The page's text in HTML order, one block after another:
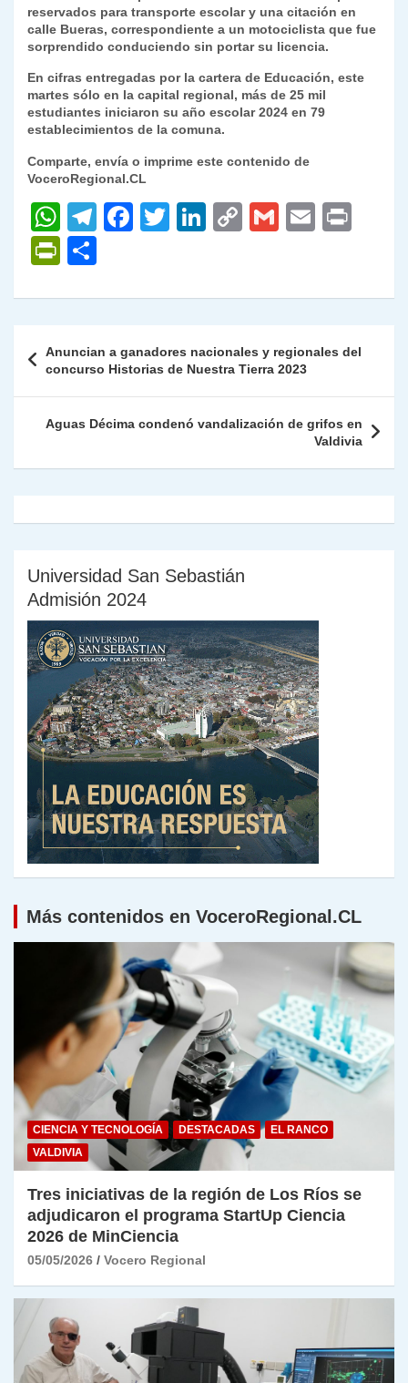
reservados para transporte escolar y una citación en
calle Bueras, correspondiente a un motociclista que fue
sorprendido conduciendo sin portar su licencia.
En cifras entregadas por la cartera de Educación, este
martes sólo en la capital regional, más de 25 mil
estudiantes iniciaron su año escolar 2024 en 79
establecimientos de la comuna.
Comparte, envía o imprime este contenido de
VoceroRegional.CL
W
h
at
s
p
p
T
gr
m
F
e
o
o
k
T
er
Li
e
n
C
y
n
k
G
l
E
l
P
nt
Fr
ie
n
dl
m
ar
tir
de
entradas
Anuncian a ganadores nacionales y regionales del
concurso Historias de Nuestra Tierra 2023
Aguas Décima condenó vandalización de grifos en
Valdivia
Universidad San Sebastián
Admisión 2024
Más contenidos en VoceroRegional.CL
CIENCIA Y TECNOLOGÍA DESTACADAS
EL RANCO
VALDIVIA
Tres iniciativas de la región de Los Ríos se
adjudicaron el programa StartUp Ciencia
2026 de MinCiencia
05/05/2026 Vocero Regional